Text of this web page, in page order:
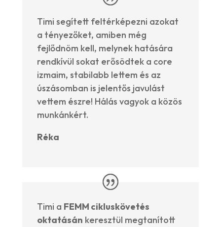
Timi segített feltérképezni azokat
a tényezőket, amiben még
fejlődnöm kell, melynek hatására
rendkívül sokat erősödtek a core
izmaim, stabilabb lettem és az
úszásomban is jelentős javulást
vettem észre! Hálás vagyok a közös
munkánkért.
Réka
Timi a FEMM cikluskövetés
oktatásán keresztül megtanított